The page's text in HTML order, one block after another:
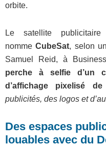
orbite.
Le satellite
nommeCubeSat, selon
Samuel Reid, à
perche à selfie d’un
d’affichage pixelisé de
publicités, des logos et
Des espaces
louables avec du